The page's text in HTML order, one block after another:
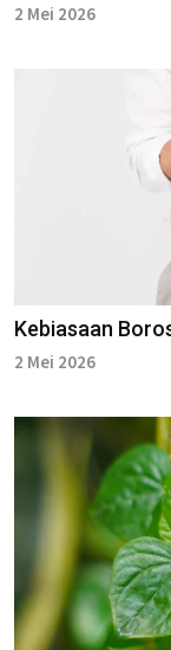
2 Mei 2026
Kebiasaan
2 Mei 2026